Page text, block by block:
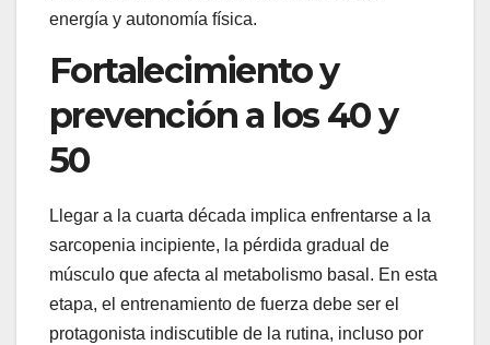
energía y autonomía física.
Fortalecimiento y
prevención a los 40 y
50
Llegar a la cuarta década implica enfrentarse a la
sarcopenia incipiente, la pérdida gradual de
músculo que afecta al metabolismo basal. En esta
etapa, el entrenamiento de fuerza debe ser el
protagonista indiscutible de la rutina, incluso por